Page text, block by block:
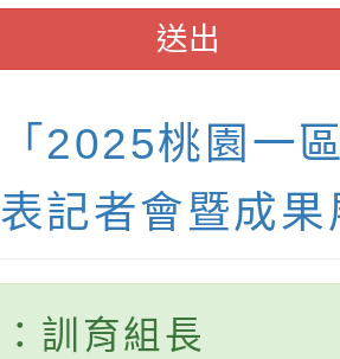
送出
2025桃園一
記者會暨成果
訓育組長